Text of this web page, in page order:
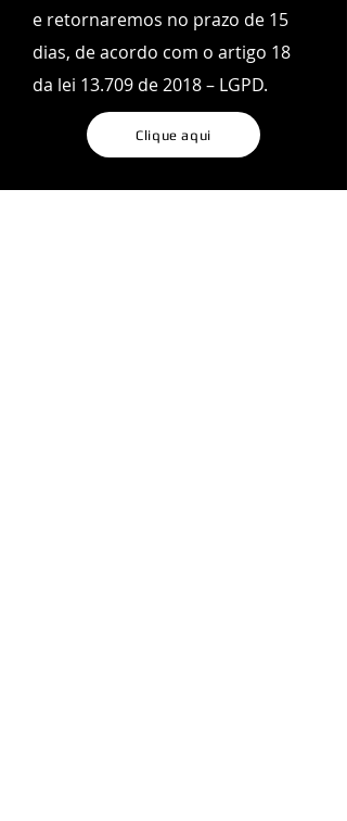
e retornaremos no prazo de 15
dias, de acordo com o artigo 18
da lei 13.709 de 2018 – LGPD.
Clique aqui